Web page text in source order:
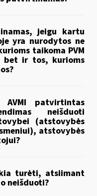
jeigu kartu
yra nurodytos ne
taikoma PVM
bet ir tos, kurioms
patvirtintas
neišduoti
(atstovybės
atstovybės
turėti, atsiimant
neišduoti?